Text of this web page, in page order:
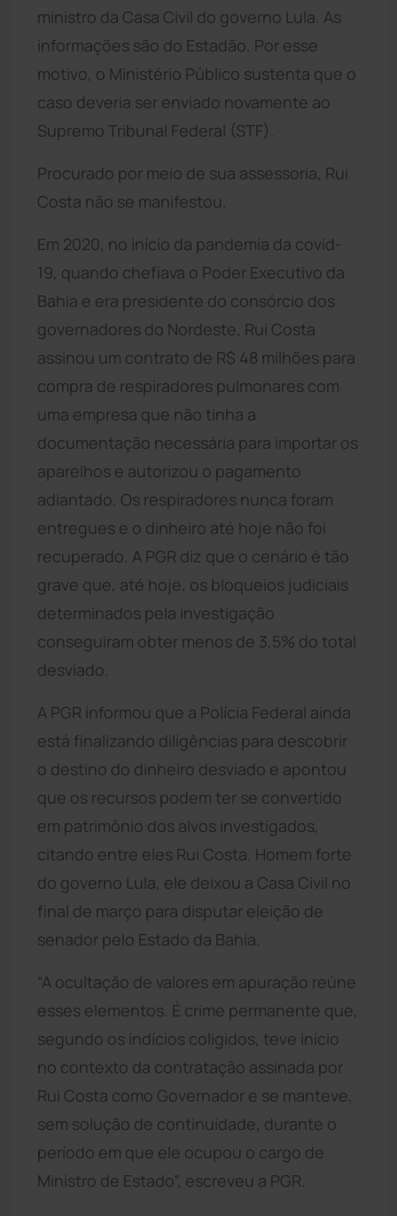
ministro da Casa Civil do governo Lula. As
informações são do Estadão. Por esse
motivo, o Ministério Público sustenta que o
caso deveria ser enviado novamente ao
Supremo Tribunal Federal (STF).
Procurado por meio de sua assessoria, Rui
Costa não se manifestou.
Em 2020, no início da pandemia da covid-
19, quando chefiava o Poder Executivo da
Bahia e era presidente do consórcio dos
governadores do Nordeste, Rui Costa
assinou um contrato de R$ 48 milhões para
compra de respiradores pulmonares com
uma empresa que não tinha a
documentação necessária para importar os
aparelhos e autorizou o pagamento
adiantado. Os respiradores nunca foram
entregues e o dinheiro até hoje não foi
recuperado. A PGR diz que o cenário é tão
grave que, até hoje, os bloqueios judiciais
determinados pela investigação
conseguiram obter menos de 3,5% do total
desviado.
A PGR informou que a Polícia Federal ainda
está finalizando diligências para descobrir
o destino do dinheiro desviado e apontou
que os recursos podem ter se convertido
em patrimônio dos alvos investigados,
citando entre eles Rui Costa. Homem forte
do governo Lula, ele deixou a Casa Civil no
final de março para disputar eleição de
senador pelo Estado da Bahia.
“A ocultação de valores em apuração reúne
esses elementos. É crime permanente que,
segundo os indícios coligidos, teve início
no contexto da contratação assinada por
Rui Costa como Governador e se manteve,
sem solução de continuidade, durante o
período em que ele ocupou o cargo de
Ministro de Estado”, escreveu a PGR.